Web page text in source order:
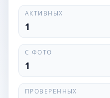
АКТИВНЫХ
1
С ФОТО
1
ПРОВЕРЕННЫХ